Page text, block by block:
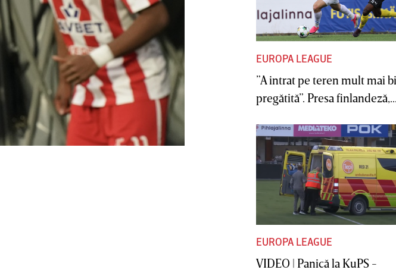
EUROPA LEAGUE
”A intrat pe teren mult mai
pregătită”. Presa
EUROPA LEAGUE
VIDEO | Panică la KuPS -